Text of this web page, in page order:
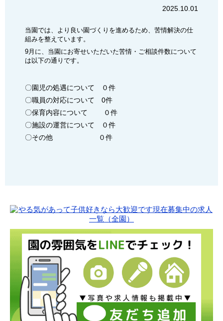
2025.10.01
当園では、より良い園づくりを進めるため、苦情解決の仕
組みを整えています。
9月に、当園にお寄せいただいた苦情・ご相談件数について
は以下の通りです。
〇園児の処遇について ０件
〇職員の対応について 0件
〇保育内容について ０件
〇施設の運営について ０件
〇その他 ０件